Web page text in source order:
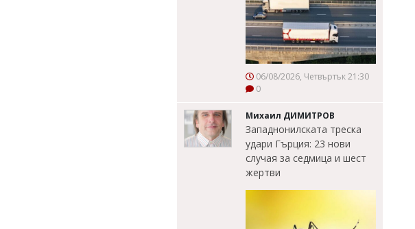
06/08/2026, Четвъртък 21:30
0
Михаил ДИМИТРОВ
Западнонилската треска
удари Гърция: 23 нови
случая за седмица и шест
жертви